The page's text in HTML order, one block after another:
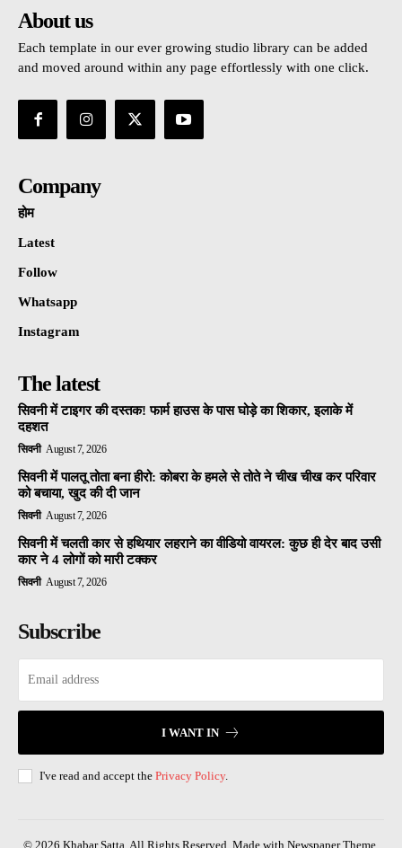
About us
Each template in our ever growing studio library can be added
and moved around within any page effortlessly with one click.
Company
होम
Latest
Follow
Whatsapp
Instagram
The latest
सिवनी में टाइगर की दस्तक! फार्म हाउस के पास घोड़े का शिकार, इलाके में
दहशत
सिवनी August 7, 2026
सिवनी में पालतू तोता बना हीरो: कोबरा के हमले से तोते ने चीख चीख कर परिवार
को बचाया, खुद की दी जान
सिवनी August 7, 2026
सिवनी में चलती कार से हथियार लहराने का वीडियो वायरल: कुछ ही देर बाद उसी
कार ने 4 लोगों को मारी टक्कर
सिवनी August 7, 2026
Subscribe
I WANT IN
I've read and accept the Privacy Policy.
© 2026 Khabar Satta. All Rights Reserved. Made with Newspaper Theme.